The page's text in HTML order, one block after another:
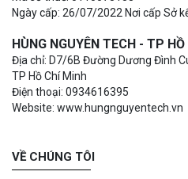
Ngày cấp: 26/07/2022 Nơi cấp Sở
HÙNG NGUYÊN TECH - TP
Địa chỉ: D7/6B Đường Dương Đình
TP Hồ Chí Minh
Điện thoại: 0934616395
Website: www.hungnguyentech.vn
VỀ CHÚNG TÔI